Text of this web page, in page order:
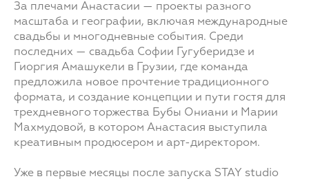
За плечами Анастасии — проекты разного
масштаба и географии, включая международные
свадьбы и многодневные события. Среди
последних — свадьба Софии Гугуберидзе и
Гиоргия Амашукели в Грузии, где команда
предложила новое прочтение традиционного
формата, и создание концепции и пути гостя для
трехдневного торжества Бубы Ониани и Марии
Махмудовой, в котором Анастасия выступила
креативным продюсером и арт-директором.
Уже в первые месяцы после запуска STAY studio